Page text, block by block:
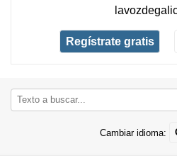
Regístrate gratis
Cambiar idioma: